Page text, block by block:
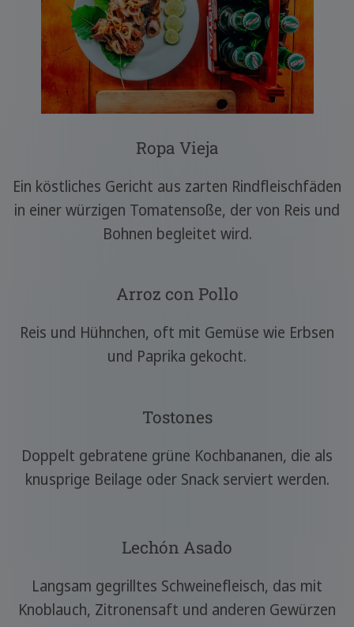
Ropa Vieja
Ein köstliches Gericht aus zarten Rindfleischfäden
in einer würzigen Tomatensoße, der von Reis und
Bohnen begleitet wird.
Arroz con Pollo
Reis und Hühnchen, oft mit Gemüse wie Erbsen
und Paprika gekocht.
Tostones
Doppelt gebratene grüne Kochbananen, die als
knusprige Beilage oder Snack serviert werden.
Lechón Asado
Langsam gegrilltes Schweinefleisch, das mit
Knoblauch, Zitronensaft und anderen Gewürzen